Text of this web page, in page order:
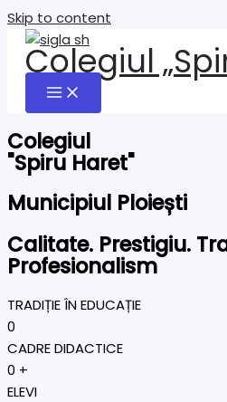
Skip to content
Colegiul
Colegiul
"Spiru Haret"
Municipiul Ploiești
Calitate. Prestigiu.
Profesionalism
TRADIȚIE ÎN EDUCAȚIE
0
CADRE DIDACTICE
0 +
ELEVI